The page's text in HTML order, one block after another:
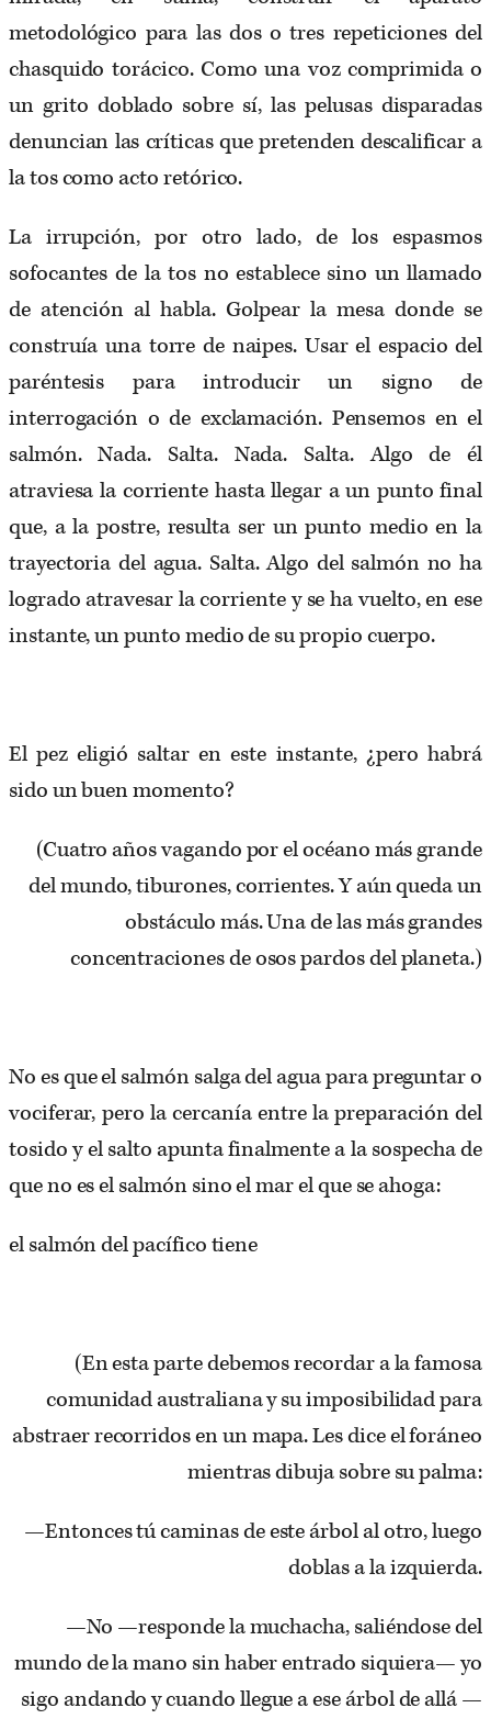
metodológico para las dos o tres repeticiones del
chasquido torácico. Como una voz comprimida o
un grito doblado sobre sí, las pelusas disparadas
denuncian las críticas que pretenden descalificar a
la tos como acto retórico.
La irrupción, por otro lado, de los espasmos
sofocantes de la tos no establece sino un llamado
de atención al habla. Golpear la mesa donde se
construía una torre de naipes. Usar el espacio del
paréntesis para introducir un signo de
interrogación o de exclamación. Pensemos en el
salmón. Nada. Salta. Nada. Salta. Algo de él
atraviesa la corriente hasta llegar a un punto final
que, a la postre, resulta ser un punto medio en la
trayectoria del agua. Salta. Algo del salmón no ha
logrado atravesar la corriente y se ha vuelto, en ese
instante, un punto medio de su propio cuerpo.
El pez eligió saltar en este instante, ¿pero habrá
sido un buen momento?
(Cuatro años vagando por el océano más grande
del mundo, tiburones, corrientes. Y aún queda un
obstáculo más. Una de las más grandes
concentraciones de osos pardos del planeta.)
No es que el salmón salga del agua para preguntar o
vociferar, pero la cercanía entre la preparación del
tosido y el salto apunta finalmente a la sospecha de
que no es el salmón sino el mar el que se ahoga:
el salmón del pacífico tiene
(En esta parte debemos recordar a la famosa
comunidad australiana y su imposibilidad para
abstraer recorridos en un mapa. Les dice el foráneo
mientras dibuja sobre su palma:
—Entonces tú caminas de este árbol al otro, luego
doblas a la izquierda.
—No —responde la muchacha, saliéndose del
mundo de la mano sin haber entrado siquiera— yo
sigo andando y cuando llegue a ese árbol de allá —